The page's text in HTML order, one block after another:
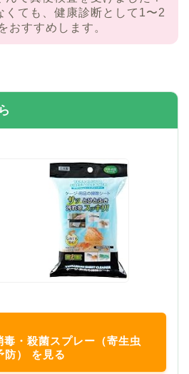
くても、健康診断として1〜2
おすすめします。
・殺菌スプレー（寄生虫
防） を見る